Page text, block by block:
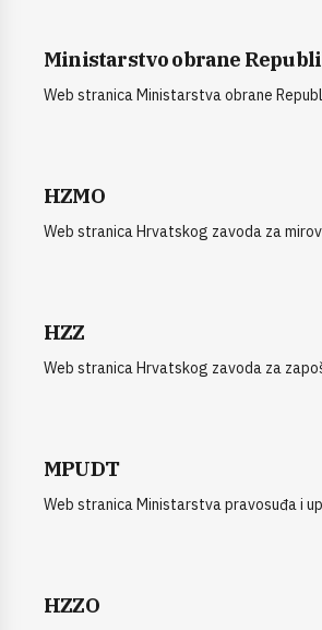
Ministarstvo obrane
Web stranica Ministarstva obrane
HZMO
Web stranica Hrvatskog zavoda za
HZZ
Web stranica Hrvatskog zavoda za
MPUDT
Web stranica Ministarstva pravosuđa i
HZZO